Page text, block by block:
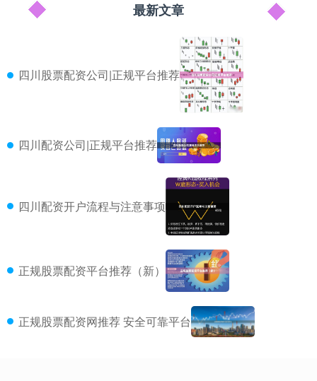
最新文章
四川股票配资公司|正规平台推荐
四川配资公司|正规平台推荐
四川配资开户流程与注意事项
正规股票配资平台推荐（新）
正规股票配资网推荐 安全可靠平台